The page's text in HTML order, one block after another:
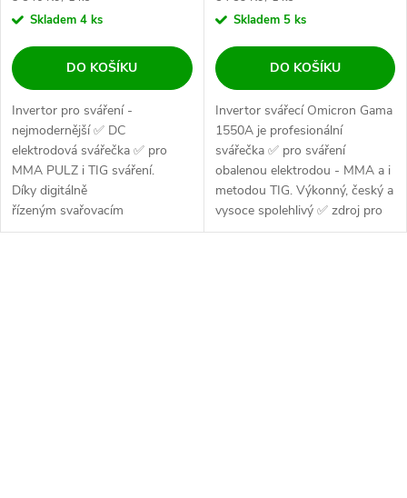
Skladem 4 ks
DO KOŠÍKU
Invertor pro sváření -
nejmodernější ✅ DC
elektrodová svářečka ✅ pro
MMA PULZ i TIG sváření.
Díky digitálně
řízeným svařovacím
vlastnostem, nízké hmotnosti,...
Skladem 5 ks
DO KOŠÍKU
Invertor svářecí Omicron Gama
1550A je profesionální
svářečka ✅ pro sváření
obalenou elektrodou - MMA a i
metodou TIG. Výkonný, český a
vysoce spolehlivý ✅ zdroj pro
všechny...